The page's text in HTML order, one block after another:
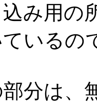
み用の
いるの
部分は、